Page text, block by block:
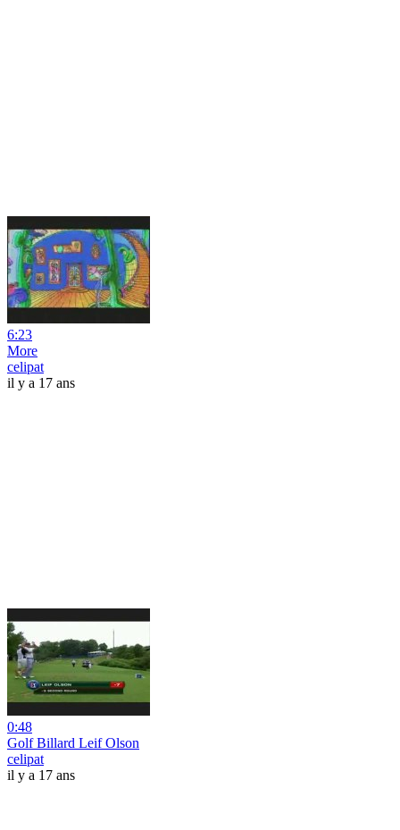
6:23
More
celipat
il y a 17 ans
0:48
Golf Billard Leif Olson
celipat
il y a 17 ans